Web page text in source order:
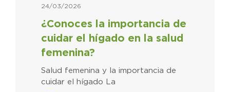
¿Conoces la importancia de
cuidar el hígado en la salud
femenina?
24/03/2026
Salud femenina y la importancia de
cuidar el hígado La